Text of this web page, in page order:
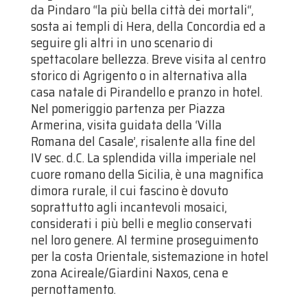
da Pindaro “la più bella città dei mortali‘‘,
sosta ai templi di Hera, della Concordia ed a
seguire gli altri in uno scenario di
spettacolare bellezza. Breve visita al centro
storico di Agrigento o in alternativa alla
casa natale di Pirandello e pranzo in hotel.
Nel pomeriggio partenza per Piazza
Armerina, visita guidata della ‘Villa
Romana del Casale’, risalente alla fine del
IV sec. d.C. La splendida villa imperiale nel
cuore romano della Sicilia, è una magnifica
dimora rurale, il cui fascino è dovuto
soprattutto agli incantevoli mosaici,
considerati i più belli e meglio conservati
nel loro genere. Al termine proseguimento
per la costa Orientale, sistemazione in hotel
zona Acireale/Giardini Naxos, cena e
pernottamento.